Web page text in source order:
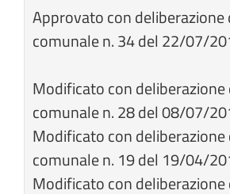
Approvato con deliberazione
comunale n. 34 del 22/07/
Modificato con deliberazione
comunale n. 28 del 08/07/
Modificato con deliberazione
comunale n. 19 del 19/04/
Modificato con deliberazione